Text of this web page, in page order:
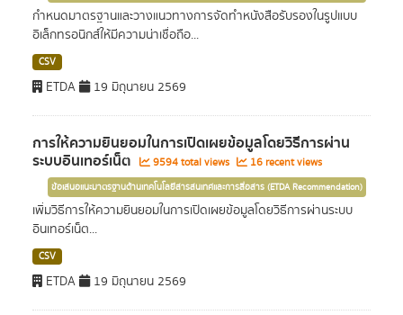
กำหนดมาตรฐานและวางแนวทางการจัดทำหนังสือรับรองในรูปแบบ
อิเล็กทรอนิกส์ให้มีความน่าเชื่อถือ...
CSV
ETDA 19 มิถุนายน 2569
การให้ความยินยอมในการเปิดเผยข้อมูลโดยวิธีการผ่าน
ระบบอินเทอร์เน็ต 9594 total views 16 recent views
ข้อเสนอแนะมาตรฐานด้านเทคโนโลยีสารสนเทศและการสื่อสาร (ETDA Recommendation)
เพิ่มวิธีการให้ความยินยอมในการเปิดเผยข้อมูลโดยวิธีการผ่านระบบ
อินเทอร์เน็ต...
CSV
ETDA 19 มิถุนายน 2569